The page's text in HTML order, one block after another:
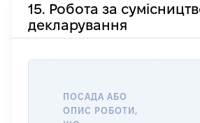
15. Робота за
декларування
ПОСАДА АБО
ОПИС РОБОТИ,